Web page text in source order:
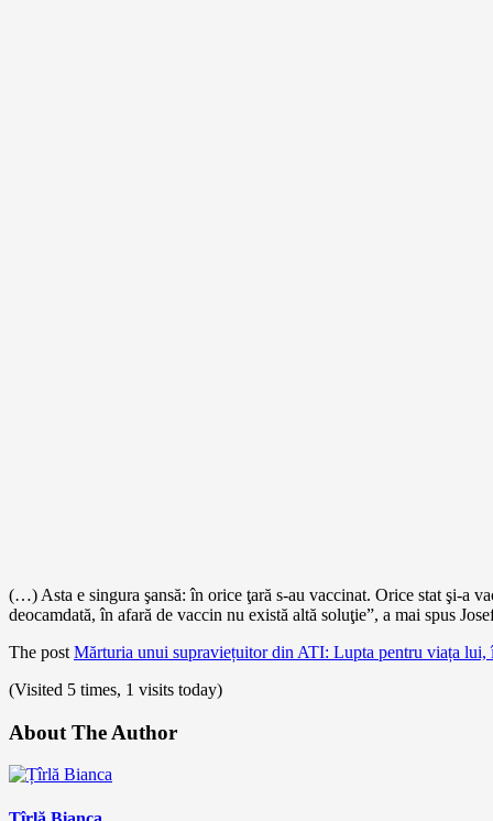
(…) Asta e singura şansă: în orice ţară s-au vaccinat. Orice stat şi-a
deocamdată, în afară de vaccin nu există altă soluţie”, a mai spus
The post Mărturia unui supraviețuitor din ATI: Lupta pentru viața
(Visited 5 times, 1 visits today)
About The Author